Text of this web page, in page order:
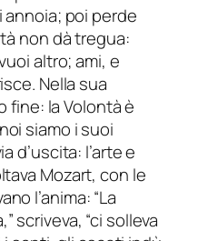
annoia; poi perde
non dà tregua:
altro; ami, e
Nella sua
fine: la Volontà è
siamo i suoi
d’uscita: l’arte e
Mozart, con le
l’anima: “La
scriveva, “ci solleva